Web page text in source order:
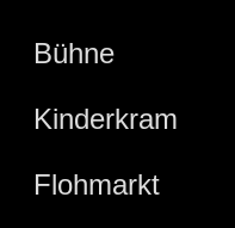
Bühne
Kinderkram
Flohmarkt